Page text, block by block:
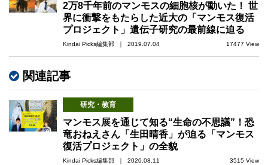
2万8千年前のマンモスの細胞核が動いた！ 世
界に衝撃をもたらした近大の「マンモス復活
プロジェクト」遺伝子研究の最前線に迫る
Kindai Picks編集部 ｜ 2019.07.04 17477 View
関連記事
研究・教育
マンモス展を通じて知る“生命の不思議”！恐
竜おねえさん「生田晴香」が迫る「マンモス
復活プロジェクト」の全貌
Kindai Picks編集部 ｜ 2020.08.11 3515 View